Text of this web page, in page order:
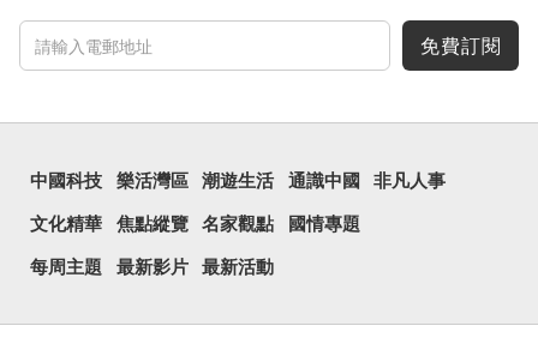
免費訂閱
中國科技 樂活灣區 潮遊生活 通識中國 非凡人事
文化精華 焦點縱覽 名家觀點 國情專題
每周主題 最新影片 最新活動